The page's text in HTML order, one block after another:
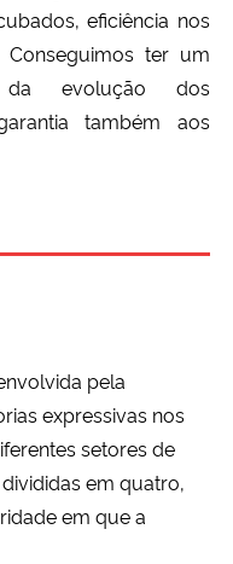
eficiência nos
ter um
da evolução dos
também aos
pela
expressivas nos
setores de
em quatro,
em que a